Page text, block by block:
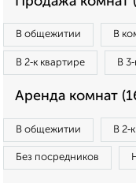
В общежитии В
В 2‑к квартире В
Аренда комнат
В общежитии В
Без посредников